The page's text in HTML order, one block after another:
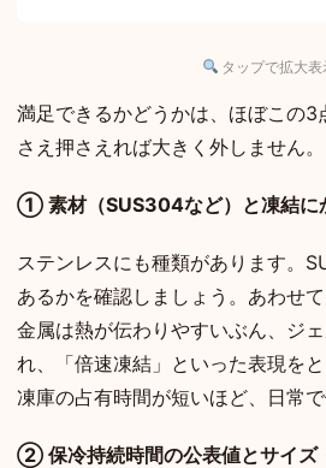
タップで拡大表
満足できるかどうかは、ほぼこの3
さえ押さえれば大きく外しません。
① 素材（SUS304など）と凍結に
ステンレスにも種類があります。
あるかを確認しましょう。あわせ
金属は熱が伝わりやすいぶん、ジ
れ、「倍速凍結」といった表現を
凍庫の占有時間が短いほど、日常で
② 保冷持続時間の公表値とサイズ